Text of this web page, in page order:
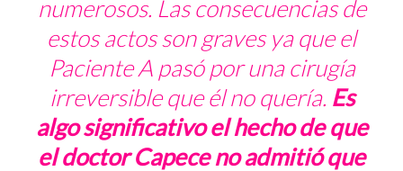
numerosos. Las consecuencias de
estos actos son graves ya que el
Paciente A pasó por una cirugía
irreversible que él no quería. Es
algo significativo el hecho de que
el doctor Capece no admitió que